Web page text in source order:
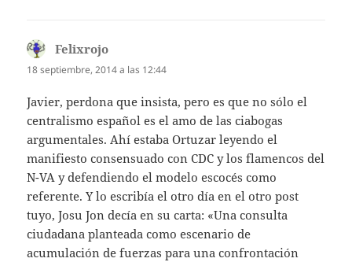
Felixrojo
18 septiembre, 2014 a las 12:44
Javier, perdona que insista, pero es que no sólo el
centralismo español es el amo de las ciabogas
argumentales. Ahí estaba Ortuzar leyendo el
manifiesto consensuado con CDC y los flamencos del
N-VA y defendiendo el modelo escocés como
referente. Y lo escribía el otro día en el otro post
tuyo, Josu Jon decía en su carta: «Una consulta
ciudadana planteada como escenario de
acumulación de fuerzas para una confrontación